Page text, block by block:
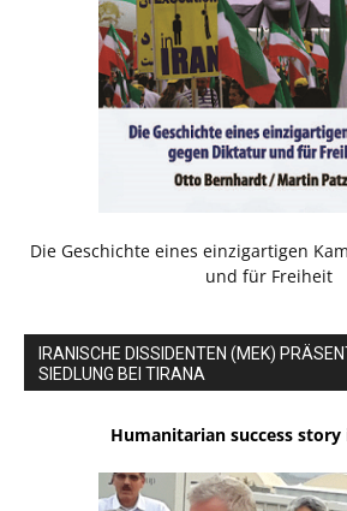
Die Geschichte eines einzigartigen
und für Freiheit
IRANISCHE DISSIDENTEN (MEK)
SIEDLUNG BEI TIRANA
Humanitarian success story